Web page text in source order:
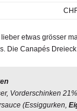
etwas grösser
Die Canapés
Vorderschinken
(Essiggurken,